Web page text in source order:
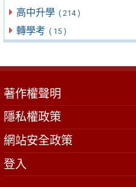
高中升學 ( 214 )
轉學考 ( 15 )
著作權聲明
隱私權政策
網站安全政策
登入